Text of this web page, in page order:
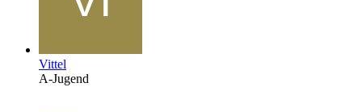
Vittel
A-Jugend